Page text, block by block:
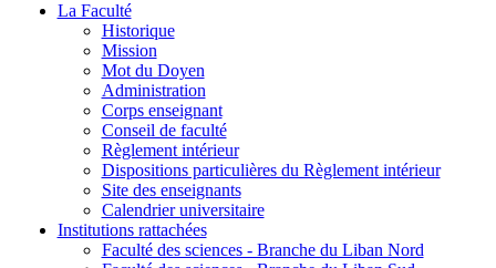
La Faculté
Historique
Mission
Mot du Doyen
Administration
Corps enseignant
Conseil de faculté
Règlement intérieur
Dispositions particulières du Règlement intérieur
Site des enseignants
Calendrier universitaire
Institutions rattachées
Faculté des sciences - Branche du Liban Nord